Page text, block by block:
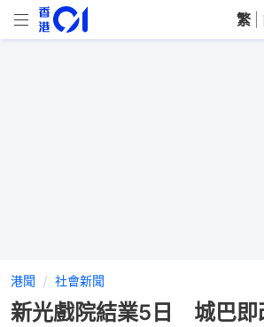
繁
港聞 社會新聞
新光戲院結業5日 城巴